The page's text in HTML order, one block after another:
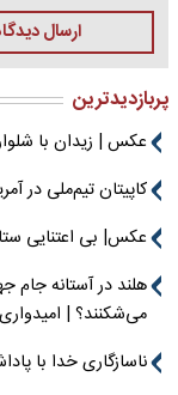
ارسال
پربازدیدترین
عکس | زیدان با
کاپیتان تیم‌ملی در
عکس| بی اعتنایی
می‌شکنند؟ |
ناسازگاری خدا با